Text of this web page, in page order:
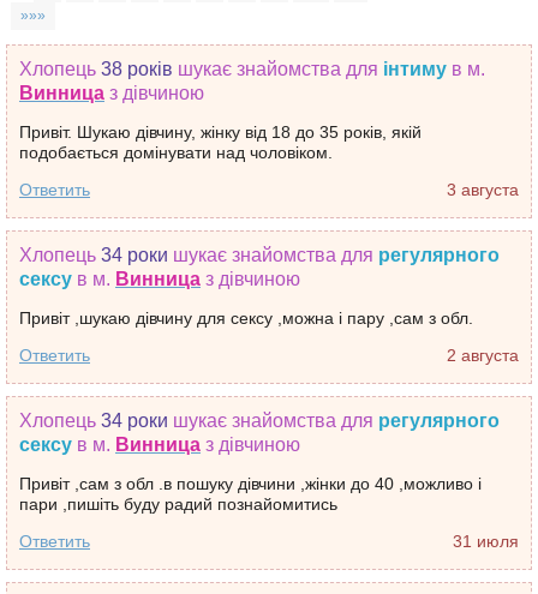
»»»
Хлопець 38 років шукає знайомства для інтиму в м.
Винница з дівчиною
Привіт. Шукаю дівчину, жінку від 18 до 35 років, якій
подобається домінувати над чоловіком.
3 августа
Ответить
Хлопець 34 роки шукає знайомства для регулярного
сексу в м. Винница з дівчиною
Привіт ,шукаю дівчину для сексу ,можна і пару ,сам з обл.
2 августа
Ответить
Хлопець 34 роки шукає знайомства для регулярного
сексу в м. Винница з дівчиною
Привіт ,сам з обл .в пошуку дівчини ,жінки до 40 ,можливо і
пари ,пишіть буду радий познайомитись
31 июля
Ответить